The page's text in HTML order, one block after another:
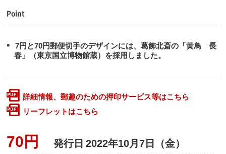
Point
7円と70円郵便切手のデザインには、葛飾北斎の「黄鳥 長
春」（東京国立博物館蔵）を採用しました。
詳細情報、郵趣のための押印サービス等はこちら
リーフレットはこちら
70円 発行日 2022年10月7日（金）